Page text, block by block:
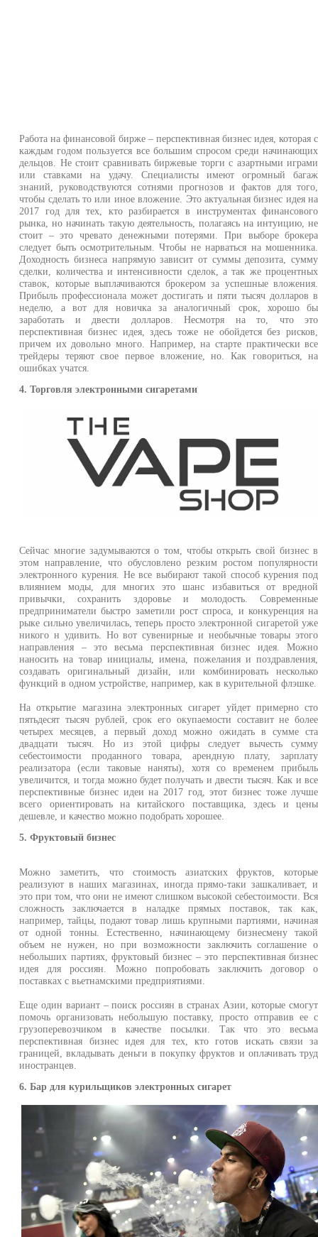
Работа на финансовой бирже – перспективная бизнес идея, которая с
каждым годом пользуется все большим спросом среди начинающих
дельцов. Не стоит сравнивать биржевые торги с азартными играми
или ставками на удачу. Специалисты имеют огромный багаж
знаний, руководствуются сотнями прогнозов и фактов для того,
чтобы сделать то или иное вложение. Это актуальная бизнес идея на
2017 год для тех, кто разбирается в инструментах финансового
рынка, но начинать такую деятельность, полагаясь на интуицию, не
стоит – это чревато денежными потерями. При выборе брокера
следует быть осмотрительным. Чтобы не нарваться на мошенника.
Доходность бизнеса напрямую зависит от суммы депозита, сумму
сделки, количества и интенсивности сделок, а так же процентных
ставок, которые выплачиваются брокером за успешные вложения.
Прибыль профессионала может достигать и пяти тысяч долларов в
неделю, а вот для новичка за аналогичный срок, хорошо бы
заработать и двести долларов. Несмотря на то, что это
перспективная бизнес идея, здесь тоже не обойдется без рисков,
причем их довольно много. Например, на старте практически все
трейдеры теряют свое первое вложение, но. Как говориться, на
ошибках учатся.
4. Торговля электронными сигаретами
Сейчас многие задумываются о том, чтобы открыть свой бизнес в
этом направление, что обусловлено резким ростом популярности
электронного курения. Не все выбирают такой способ курения под
влиянием моды, для многих это шанс избавиться от вредной
привычки, сохранить здоровье и молодость. Современные
предприниматели быстро заметили рост спроса, и конкуренция на
рыке сильно увеличилась, теперь просто электронной сигаретой уже
никого н удивить. Но вот сувенирные и необычные товары этого
направления – это весьма перспективная бизнес идея. Можно
наносить на товар инициалы, имена, пожелания и поздравления,
создавать оригинальный дизайн, или комбинировать несколько
функций в одном устройстве, например, как в курительной флэшке.
На открытие магазина электронных сигарет уйдет примерно сто
пятьдесят тысяч рублей, срок его окупаемости составит не более
четырех месяцев, а первый доход можно ожидать в сумме ста
двадцати тысяч. Но из этой цифры следует вычесть сумму
себестоимости проданного товара, арендную плату, зарплату
реализатора (если таковые наняты), хотя со временем прибыль
увеличится, и тогда можно будет получать и двести тысяч. Как и все
перспективные бизнес идеи на 2017 год, этот бизнес тоже лучше
всего ориентировать на китайского поставщика, здесь и цены
дешевле, и качество можно подобрать хорошее.
5. Фруктовый бизнес
Можно заметить, что стоимость азиатских фруктов, которые
реализуют в наших магазинах, иногда прямо-таки зашкаливает, и
это при том, что они не имеют слишком высокой себестоимости. Вся
сложность заключается в наладке прямых поставок, так как,
например, тайцы, подают товар лишь крупными партиями, начиная
от одной тонны. Естественно, начинающему бизнесмену такой
объем не нужен, но при возможности заключить соглашение о
небольших партиях, фруктовый бизнес – это перспективная бизнес
идея для россиян. Можно попробовать заключить договор о
поставках с вьетнамскими предприятиями.
Еще один вариант – поиск россиян в странах Азии, которые смогут
помочь организовать небольшую поставку, просто отправив ее с
грузоперевозчиком в качестве посылки. Так что это весьма
перспективная бизнес идея для тех, кто готов искать связи за
границей, вкладывать деньги в покупку фруктов и оплачивать труд
иностранцев.
6. Бар для курильщиков электронных сигарет